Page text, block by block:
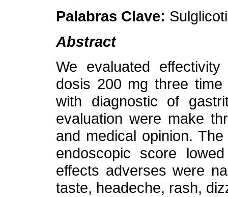
Palabras Clave:
Abstract
We evaluated
dosis 200 mg three
with diagnostic of
evaluation were make
and medical opinion.
endoscopic score
effects adverses were
taste, headeche, rash,